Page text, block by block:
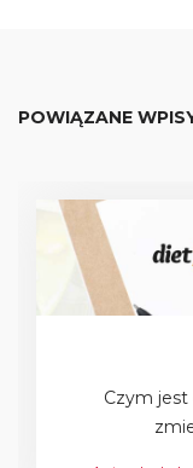
POWIĄZANE
Czym